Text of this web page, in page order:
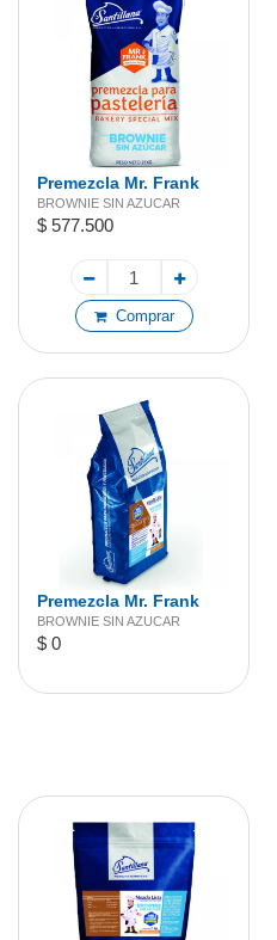
Premezcla Mr. Frank
Brownie Sin Azúcar 25
kg
BROWNIE SIN AZUCAR
$ 577.500
Comprar
Premezcla Mr. Frank
Brownie Sin Azúcar 2
kg
BROWNIE SIN AZUCAR
$ 0